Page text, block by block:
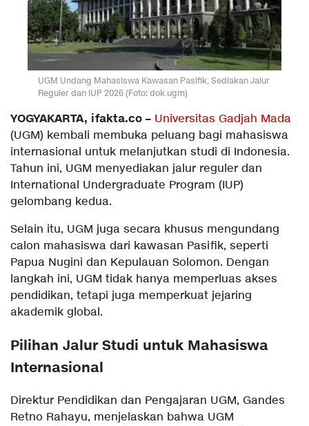
UGM Undang Mahasiswa Kawasan Pasifik, Sediakan Jalur
Reguler dan IUP 2026 (Foto: dok.ugm)
YOGYAKARTA, ifakta.co – Universitas Gadjah Mada
(UGM) kembali membuka peluang bagi mahasiswa
internasional untuk melanjutkan studi di Indonesia.
Tahun ini, UGM menyediakan jalur reguler dan
International Undergraduate Program (IUP)
gelombang kedua.
Selain itu, UGM juga secara khusus mengundang
calon mahasiswa dari kawasan Pasifik, seperti
Papua Nugini dan Kepulauan Solomon. Dengan
langkah ini, UGM tidak hanya memperluas akses
pendidikan, tetapi juga memperkuat jejaring
akademik global.
Pilihan Jalur Studi untuk Mahasiswa
Internasional
Direktur Pendidikan dan Pengajaran UGM, Gandes
Retno Rahayu, menjelaskan bahwa UGM